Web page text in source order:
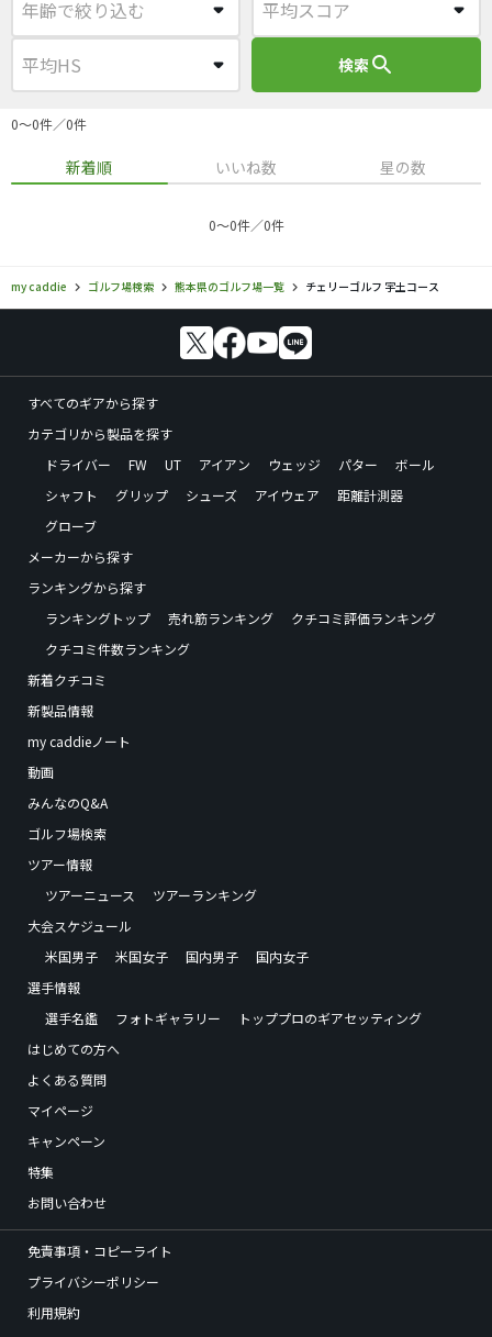
検索search
0〜0件／0件
新着順 いいね数 星の数
0〜0件／0件
my caddie ゴルフ場検索 熊本県のゴルフ場一覧 チェリーゴルフ 宇土コース
すべてのギアから探す
カテゴリから製品を探す
ドライバー
FW UT アイアン ウェッジ パター
ボール
シャフト
グリップ シューズ アイウェア
距離計測器
グローブ
メーカーから探す
ランキングから探す
ランキングトップ
売れ筋ランキング
クチコミ評価ランキング
クチコミ件数ランキング
新着クチコミ
新製品情報
my caddieノート
動画
みんなのQ&A
ゴルフ場検索
ツアー情報
ツアーニュース
ツアーランキング
大会スケジュール
米国男子
米国女子 国内男子
国内女子
選手情報
選手名鑑
フォトギャラリー
トッププロのギアセッティング
はじめての方へ
よくある質問
マイページ
キャンペーン
特集
お問い合わせ
免責事項・コピーライト
プライバシーポリシー
利用規約